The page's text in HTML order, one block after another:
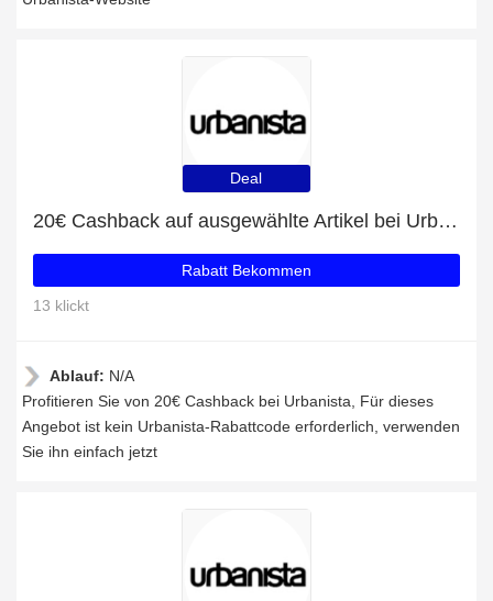
Deal
20€ Cashback auf ausgewählte Artikel bei Urbanista
Rabatt Bekommen
13 klickt
Ablauf: N/A
Profitieren Sie von 20€ Cashback bei Urbanista, Für dieses
Angebot ist kein Urbanista-Rabattcode erforderlich, verwenden
Sie ihn einfach jetzt